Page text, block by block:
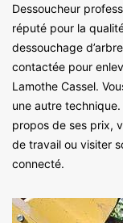
Dessoucheur
réputé pour la
dessouchage
contactée pour
Lamothe Cassel.
une autre
propos de ses prix,
de travail ou visiter
connecté.